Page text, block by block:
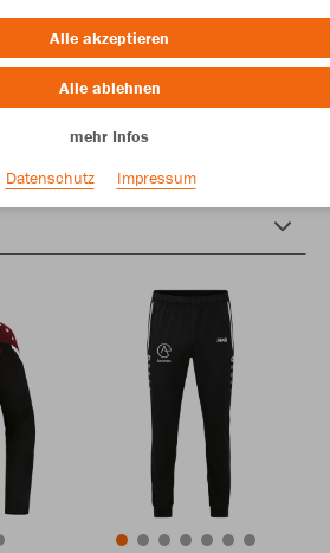
Assimiou Toure
Farbe
Alle akzeptieren
Alle ablehnen
mehr Infos
Datenschutz
Impressum